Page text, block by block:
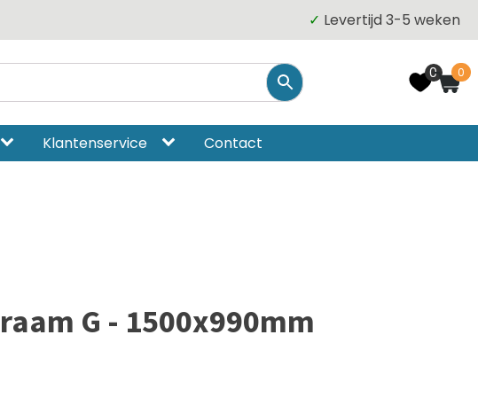
✓ Levertijd 3-5 weken
0 0
Klantenservice Contact
G - 1500x990mm